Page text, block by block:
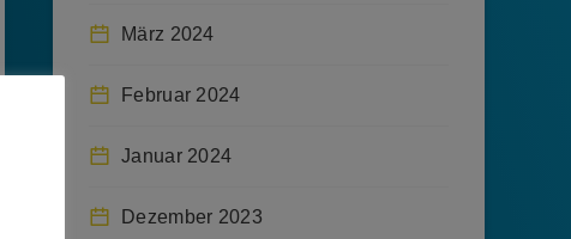
März 2024
Februar 2024
Januar 2024
Dezember 2023